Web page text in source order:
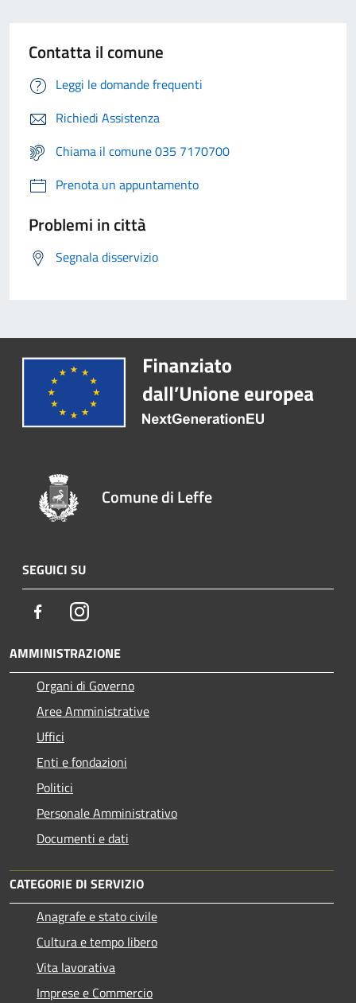
Contatta il comune
Leggi le domande frequenti
Richiedi Assistenza
Chiama il comune 035 7170700
Prenota un appuntamento
Problemi in città
Segnala disservizio
Comune di Leffe
SEGUICI SU
FacebookInstagram
AMMINISTRAZIONE
Organi di Governo
Aree Amministrative
Uffici
Enti e fondazioni
Politici
Personale Amministrativo
Documenti e dati
CATEGORIE DI SERVIZIO
Anagrafe e stato civile
Cultura e tempo libero
Vita lavorativa
Imprese e Commercio